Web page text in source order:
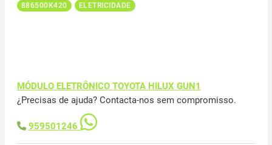
886500K420 ELETRICIDADE
MÓDULO ELETRÔNICO TOYOTA HILUX GUN1
¿Precisas de ajuda? Contacta-nos sem compromisso.
959501246